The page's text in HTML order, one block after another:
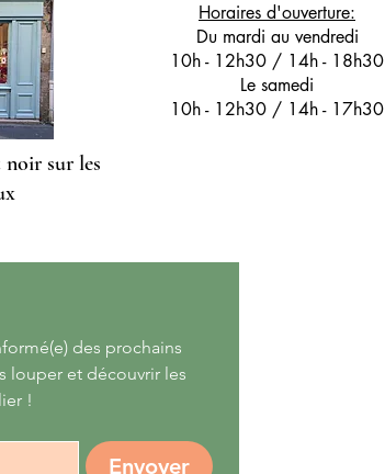
Horaires d'ouverture:
Du mardi au vendredi
10h - 12h30 / 14h - 18h30
Le samedi
10h - 12h30 / 14h - 17h30
sur les
des prochains
louper et découvrir les
!
Envoyer